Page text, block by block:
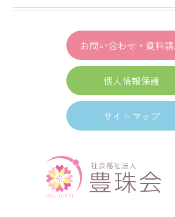
お問い合わせ・資料
個人情報保護
サイトマップ